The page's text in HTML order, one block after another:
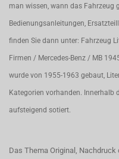
man wissen, wann das Fahrzeug
Bedienungsanleitungen,
finden Sie dann unter: Fahrzeug
Firmen / Mercedes-Benz / MB
wurde von 1955-1963 gebaut,
Kategorien vorhanden. Innerhalb
aufsteigend sotiert.
Das Thema Original,